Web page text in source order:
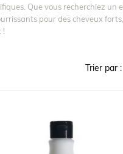
Que vous recherchiez
pour des cheveux
!
Trier par :